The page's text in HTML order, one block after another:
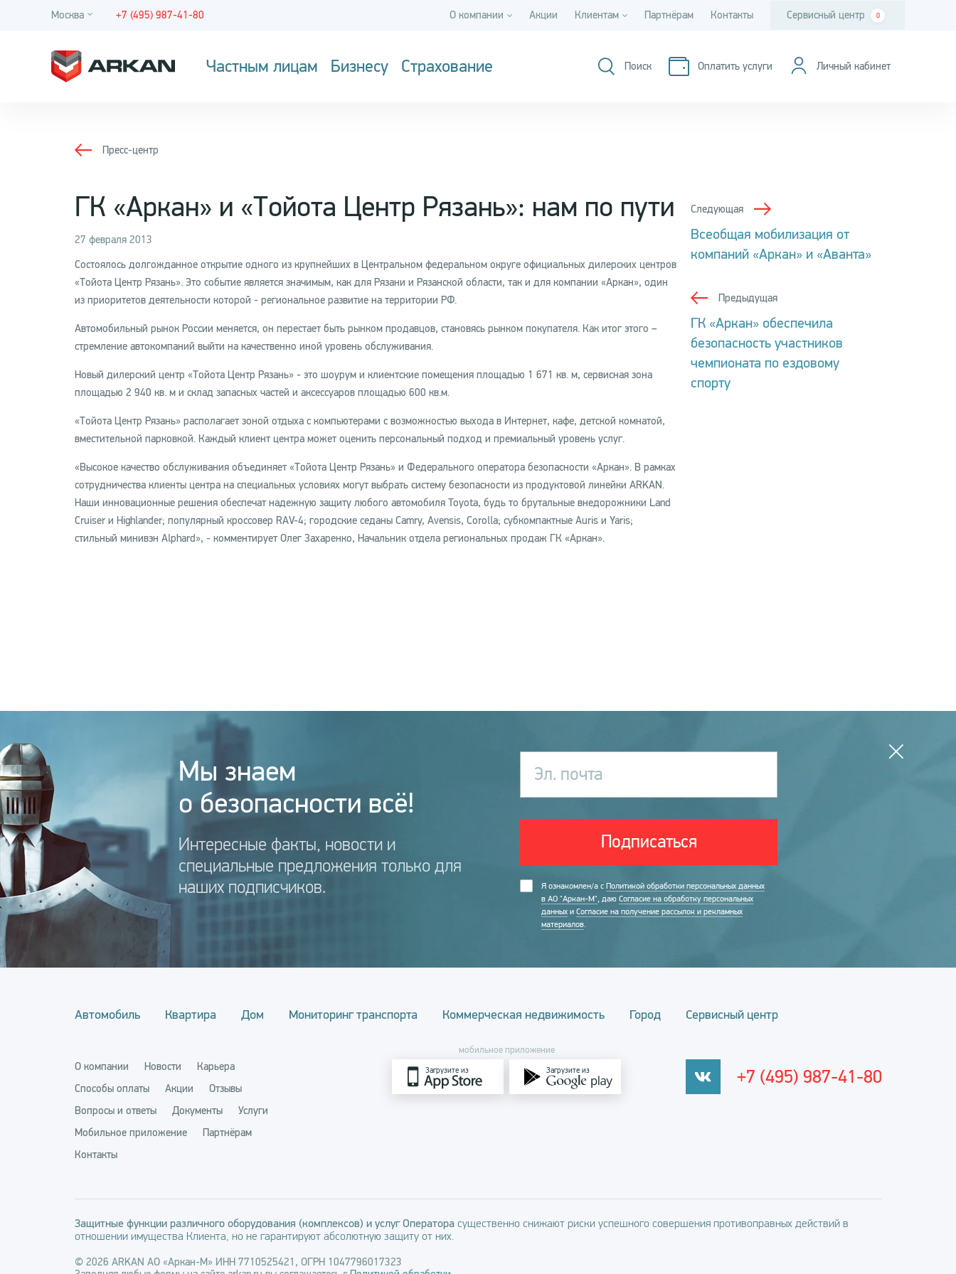
Москва +7 (495) 987-41-80 О компании Акции Клиентам Партнёрам Контакты Сервисный центр 0
Частным лицам Бизнесу Страхование Поиск Оплатить услуги Личный кабинет
Пресс-центр
ГК «Аркан» и «Тойота Центр Рязань»: нам по пути
27 февраля 2013
Состоялось долгожданное открытие одного из крупнейших в Центральном федеральном округе официальных дилерских центров
«Тойота Центр Рязань». Это событие является значимым, как для Рязани и Рязанской области, так и для компании «Аркан», один
из приоритетов деятельности которой - региональное развитие на территории РФ.
Автомобильный рынок России меняется, он перестает быть рынком продавцов, становясь рынком покупателя. Как итог этого –
стремление автокомпаний выйти на качественно иной уровень обслуживания.
Новый дилерский центр «Тойота Центр Рязань» - это шоурум и клиентские помещения площадью 1 671 кв. м, сервисная зона
площадью 2 940 кв. м и склад запасных частей и аксессуаров площадью 600 кв.м.
«Тойота Центр Рязань» располагает зоной отдыха с компьютерами с возможностью выхода в Интернет, кафе, детской комнатой,
вместительной парковкой. Каждый клиент центра может оценить персональный подход и премиальный уровень услуг.
«Высокое качество обслуживания объединяет «Тойота Центр Рязань» и Федерального оператора безопасности «Аркан». В рамках
сотрудничества клиенты центра на специальных условиях могут выбрать систему безопасности из продуктовой линейки ARKAN.
Наши инновационные решения обеспечат надежную защиту любого автомобиля Toyota, будь то брутальные внедорожники Land
Cruiser и Highlander; популярный кроссовер RAV-4; городские седаны Camry, Avensis, Corolla; субкомпактные Auris и Yaris;
стильный минивэн Alphard», - комментирует Олег Захаренко, Начальник отдела региональных продаж ГК «Аркан».
Следующая
Всеобщая мобилизация от
компаний «Аркан» и «Аванта»
Предыдущая
ГК «Аркан» обеспечила
безопасность участников
чемпионата по ездовому
спорту
Мы знаем
о безопасности всё!
Интересные факты, новости и
специальные предложения только для
наших подписчиков.
Эл. почта
Подписаться
Я ознакомлен/а с Политикой обработки персональных данных
в АО "Аркан-М", даю Согласие на обработку персональных
данных и Согласие на получение рассылок и рекламных
материалов.
Автомобиль Квартира Дом Мониторинг транспорта Коммерческая недвижимость Город Сервисный центр
О компании Новости
Карьера
Способы оплаты
Акции
Отзывы
Вопросы и ответы
Документы
Услуги
Мобильное приложение
Партнёрам
Контакты
мобильное приложение
Загрузите из Загрузите из +7 (495) 987-41-80
Защитные функции различного оборудования (комплексов) и услуг Оператора существенно снижают риски успешного совершения противоправных действий в
отношении имущества Клиента, но не гарантируют абсолютную защиту от них.
© 2026 ARKAN АО «Аркан-М» ИНН 7710525421, ОГРН 1047796017323